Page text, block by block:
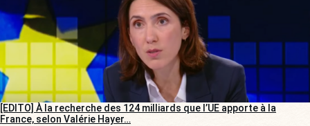
[EDITO] À la recherche des 124 milliards que l’UE apporte à la
France, selon Valérie Hayer…